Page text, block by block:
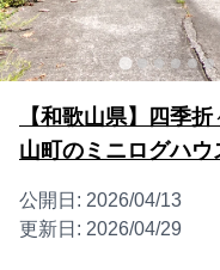
【和歌山県】四季
山町のミニログハウ
公開日: 2026/04/13
更新日: 2026/04/29